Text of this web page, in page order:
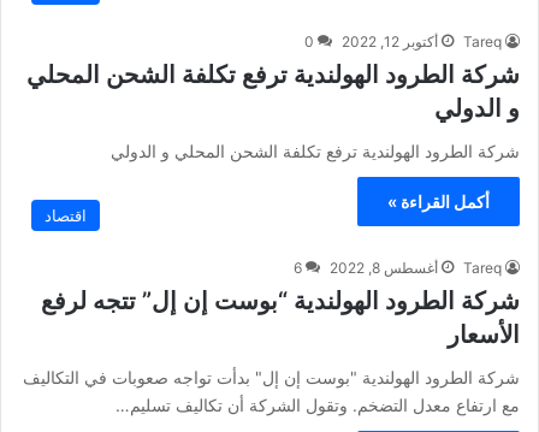
Tareq أكتوبر 12, 2022 0
شركة الطرود الهولندية ترفع تكلفة الشحن المحلي
و الدولي
شركة الطرود الهولندية ترفع تكلفة الشحن المحلي و الدولي
أكمل القراءة »
اقتصاد
Tareq أغسطس 8, 2022 6
شركة الطرود الهولندية “بوست إن إل” تتجه لرفع
الأسعار
شركة الطرود الهولندية "بوست إن إل" بدأت تواجه صعوبات في التكاليف
مع ارتفاع معدل التضخم. وتقول الشركة أن تكاليف تسليم…